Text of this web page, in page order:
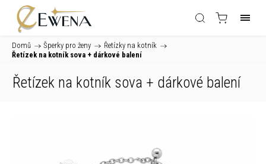
Domů / Šperky pro ženy / Řetízky na kotník /
Řetízek na kotník sova + dárkové balení
Řetízek na kotník sova + dárkové balení